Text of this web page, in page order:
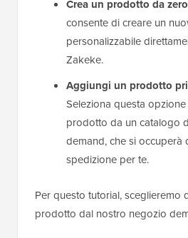
Crea un prodotto da
consente di creare un
personalizzabile
Zakeke.
Aggiungi un prodotto
Seleziona questa
prodotto da un catalogo
demand, che si occuperà
spedizione per te.
Per questo tutorial, sceglieremo
prodotto dal nostro negozio